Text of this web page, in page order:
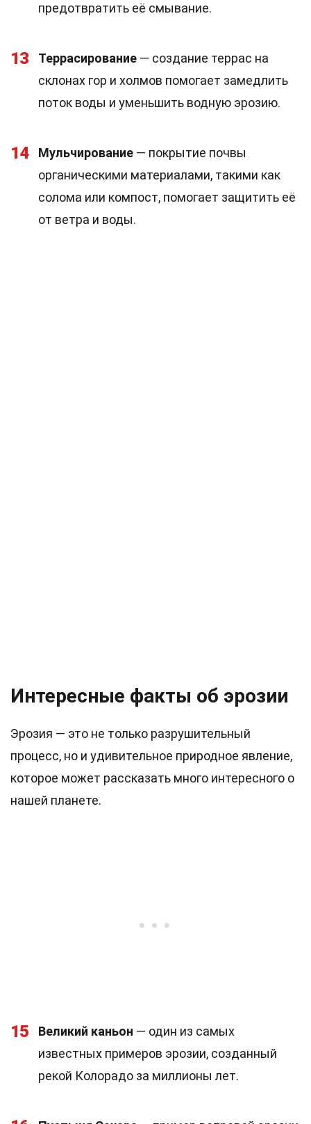
предотвратить её смывание.
13 Террасирование — создание террас на
склонах гор и холмов помогает замедлить
поток воды и уменьшить водную эрозию.
14 Мульчирование — покрытие почвы
органическими материалами, такими как
солома или компост, помогает защитить её
от ветра и воды.
Интересные факты об эрозии
Эрозия — это не только разрушительный
процесс, но и удивительное природное явление,
которое может рассказать много интересного о
нашей планете.
15 Великий каньон — один из самых
известных примеров эрозии, созданный
рекой Колорадо за миллионы лет.